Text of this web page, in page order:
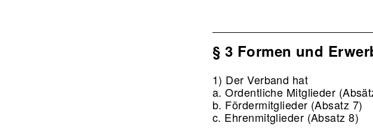
§ 3 Formen und
1) Der Verband hat
a. Ordentliche Mitglieder
b. Fördermitglieder (Absatz 7)
c. Ehrenmitglieder (Absatz 8)